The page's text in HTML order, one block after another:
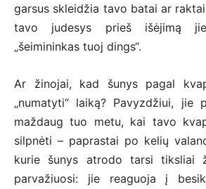
garsus skleidžia tavo batai ar
tavo judesys prieš išėjimą
„šeimininkas tuoj dings“.
Ar žinojai, kad šunys pagal
„numatyti“ laiką? Pavyzdžiui, jie
maždaug tuo metu, kai tavo
silpnėti – paprastai po kelių
kurie šunys atrodo tarsi tiksliai
parvažiuosi: jie reaguoja į